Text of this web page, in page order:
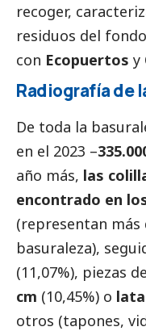
recoger,
residuos del
con Ecopuertos y
Radiografía de
De toda la
en el 2023 –
año más, las
encontrado en
(representan más
basuraleza),
(11,07%), piezas de
cm (10,45%) o
otros (tapones,